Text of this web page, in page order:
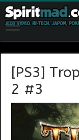
[PS3]
2 #3